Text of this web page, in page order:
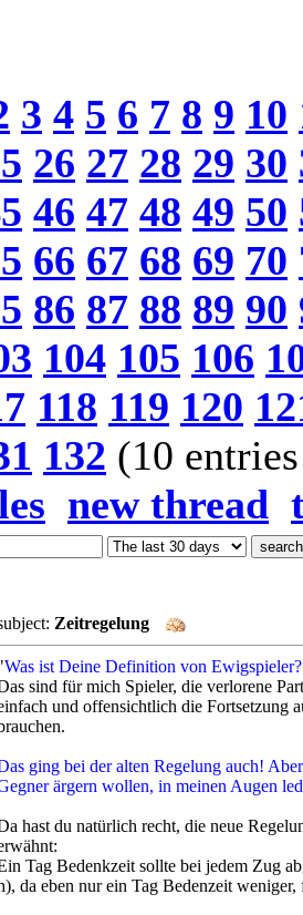
3 4 5 6 7 8 9 10
26 27 28 29 30
46 47 48 49 50
66 67 68 69 70
86 87 88 89 90
104 105 106
118 119 120
132 (10
new thread
Zeitregelung
Was ist Deine Definition von Ewigspieler?
sind für mich Spieler, die verlorene
und offensichtlich die Fortsetzung
ging bei der alten Regelung auch!
ärgern wollen, in meinen Augen
hast du natürlich recht, die neue
Tag Bedenkzeit sollte bei jedem Zug
da eben nur ein Tag Bedenzeit weniger,